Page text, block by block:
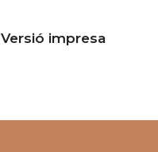
Versió impresa